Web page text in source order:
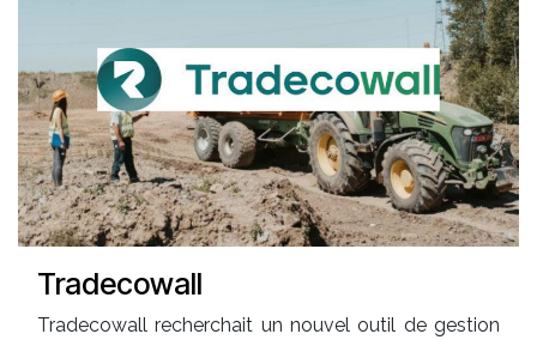
Tradecowall
Tradecowall recherchait un nouvel outil de gestion